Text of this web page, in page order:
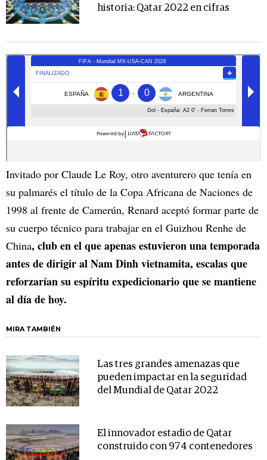
historia: Qatar 2022 en cifras
Invitado por Claude Le Roy, otro aventurero que tenía en
su palmarés el título de la Copa Africana de Naciones de
1998 al frente de Camerún, Renard aceptó formar parte de
su cuerpo técnico para trabajar en el Guizhou Renhe de
China, club en el que apenas estuvieron una temporada
antes de dirigir al Nam Dinh vietnamita, escalas que
reforzarían su espíritu expedicionario que se mantiene
al día de hoy.
MIRA TAMBIÉN
Las tres grandes amenazas que
pueden impactar en la seguridad
del Mundial de Qatar 2022
El innovador estadio de Qatar
construido con 974 contenedores